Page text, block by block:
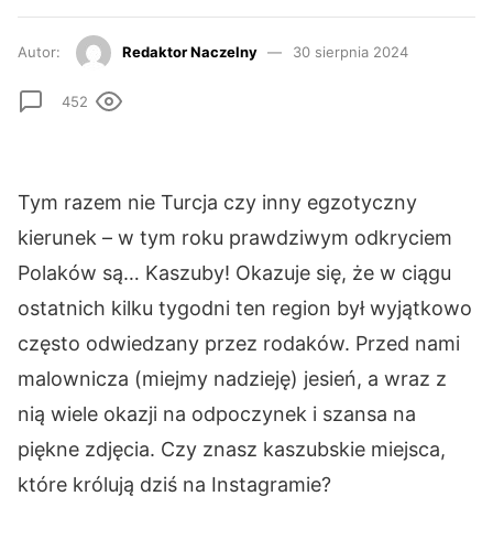
Autor: Redaktor Naczelny 30 sierpnia 2024
452
Tym razem nie Turcja czy inny egzotyczny
kierunek – w tym roku prawdziwym odkryciem
Polaków są… Kaszuby! Okazuje się, że w ciągu
ostatnich kilku tygodni ten region był wyjątkowo
często odwiedzany przez rodaków. Przed nami
malownicza (miejmy nadzieję) jesień, a wraz z
nią wiele okazji na odpoczynek i szansa na
piękne zdjęcia. Czy znasz kaszubskie miejsca,
które królują dziś na Instagramie?